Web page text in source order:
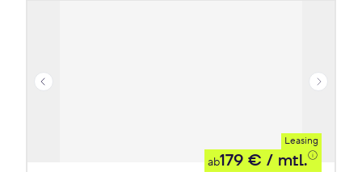
Leasing
ab179 € / mtl.